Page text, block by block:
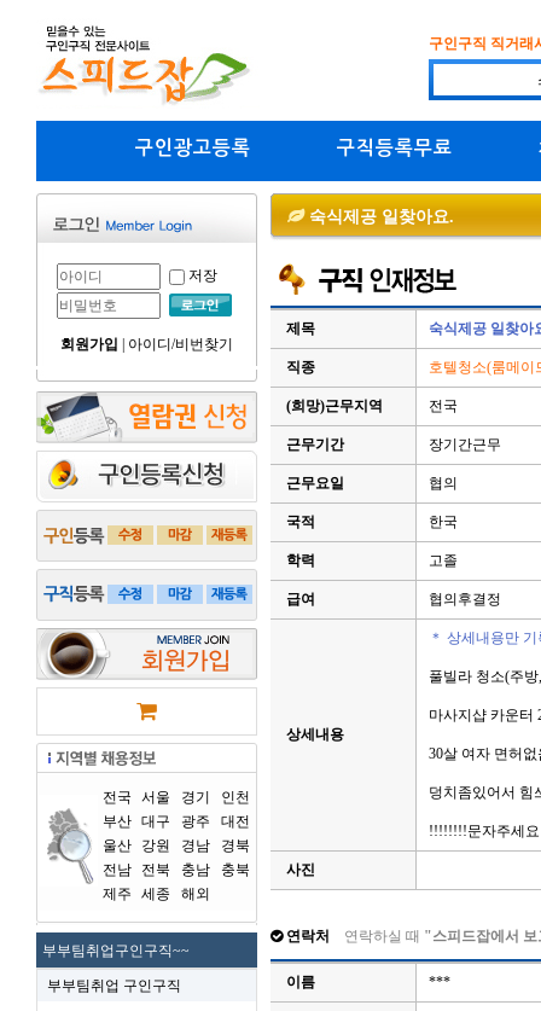
구인구직 직거래
구인광고등록 구직등록무료
저장
회원가입 아이디/비번찾기
전국 서울 경기
인천
부산 대구 광주
대전
울산
강원 경남
경북
전남
전북 충남
충북
제주
세종 해외
부부팀취업구인구직~~
부부팀취업 구인구직
숙식제공 일찾아요.
제목 숙식제공 일찾아
직종 호텔청소(룸메이
(희망)근무지역 전국
근무기간 장기간근무
근무요일 협의
국적 한국
학력 고졸
급여 협의후결정
상세내용
＊ 상세내용만
풀빌라 청소(주
마사지샵 카운터
30살 여자 면허
덩치좀있어서 힘
!!!!!!!!문자주세
사진
연락처 연락하실 때 "스피드잡에서
이름 ***